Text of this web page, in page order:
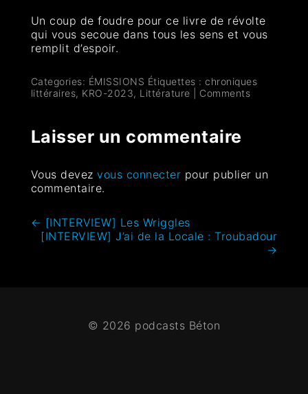
Un coup de foudre pour ce livre de révolte
qui vous secoue dans tous les sens et vous
remplit d’espoir.
Categories: ÉMISSIONS Étiquettes :chroniques
littéraires, KRO-2023, Littérature Comments
Laisser un commentaire
Vous devezvous connecter pour publier un
commentaire.
← [INTERVIEW] Les Wriggles
[INTERVIEW] J’ai de la Locale : Troubadour
→
© 2026 podcasts Béton